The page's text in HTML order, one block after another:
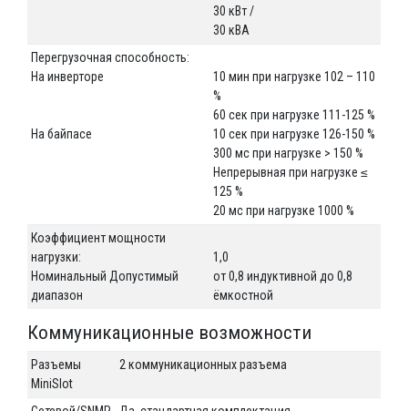
30 кВт /
30 кВА
Перегрузочная способность:
На инверторе
На байпасе
10 мин при нагрузке 102 – 110
%
60 сек при нагрузке 111-125 %
10 сек при нагрузке 126-150 %
300 мс при нагрузке > 150 %
Непрерывная при нагрузке ≤
125 %
20 мс при нагрузке 1000 %
Коэффициент мощности
нагрузки:
Номинальный Допустимый
диапазон
1,0
от 0,8 индуктивной до 0,8
ёмкостной
Коммуникационные возможности
Разъемы
MiniSlot
2 коммуникационных разъема